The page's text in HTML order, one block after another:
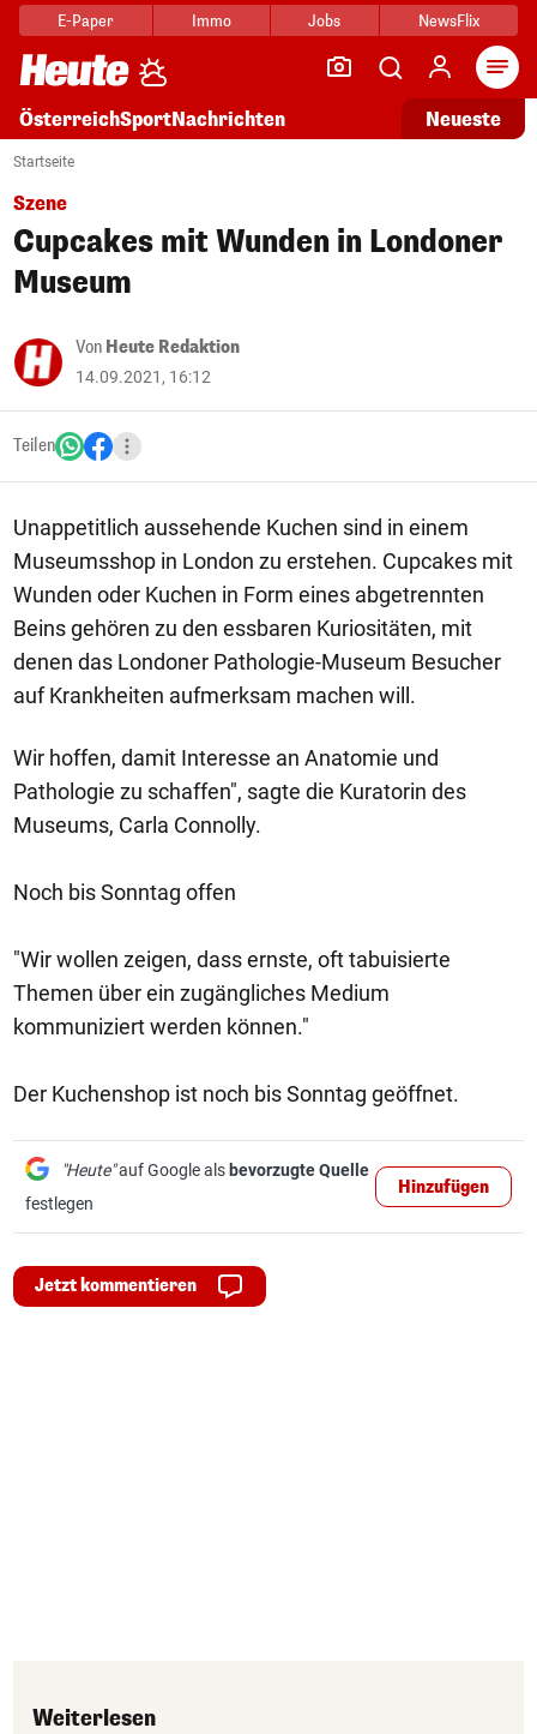
E-Paper Immo Jobs NewsFlix
ÖsterreichSportNachrichten Neueste
Startseite
Szene
Cupcakes mit Wunden in Londoner
Museum
Von Heute Redaktion
14.09.2021, 16:12
Teilen
Unappetitlich aussehende Kuchen sind in einem
Museumsshop in London zu erstehen. Cupcakes mit
Wunden oder Kuchen in Form eines abgetrennten
Beins gehören zu den essbaren Kuriositäten, mit
denen das Londoner Pathologie-Museum Besucher
auf Krankheiten aufmerksam machen will.
Wir hoffen, damit Interesse an Anatomie und
Pathologie zu schaffen", sagte die Kuratorin des
Museums, Carla Connolly.
Noch bis Sonntag offen
"Wir wollen zeigen, dass ernste, oft tabuisierte
Themen über ein zugängliches Medium
kommuniziert werden können."
Der Kuchenshop ist noch bis Sonntag geöffnet.
"Heute"auf Google als bevorzugte Quelle
festlegen
Hinzufügen
Jetzt kommentieren
Weiterlesen